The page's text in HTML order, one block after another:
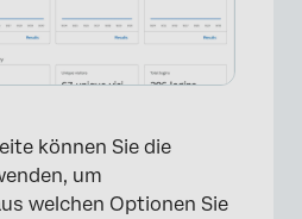
können Sie die
um
welchen Optionen Sie